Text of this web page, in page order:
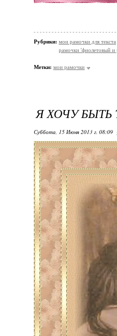
Рубрики: мои рамочки для текста
рамочки 'фиолетовый и
Метки: мои рамочки
Я ХОЧУ БЫТЬ
Суббота, 15 Июня 2013 г. 08:09